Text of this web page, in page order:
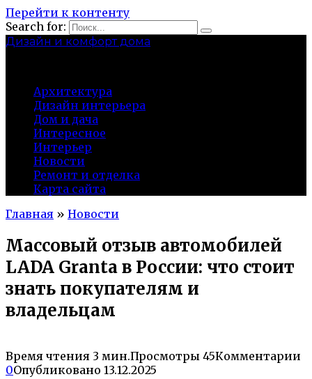
Перейти к контенту
Search for:
Дизайн и комфорт дома
Архитектура
Дизайн интерьера
Дом и дача
Интересное
Интерьер
Новости
Ремонт и отделка
Карта сайта
Главная » Новости
Массовый отзыв автомобилей
LADA Granta в России: что стоит
знать покупателям и
владельцам
Время чтения 3 мин.Просмотры 45Комментарии
0Опубликовано 13.12.2025